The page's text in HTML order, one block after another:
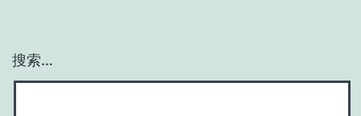
搜索…